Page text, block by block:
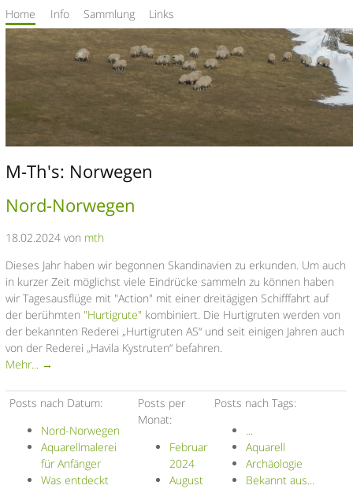
Home Info Sammlung Links
M-Th's: Norwegen
Nord-Norwegen
18.02.2024 von mth
Dieses Jahr haben wir begonnen Skandinavien zu erkunden. Um auch
in kurzer Zeit möglichst viele Eindrücke sammeln zu können haben
wir Tagesausflüge mit "Action" mit einer dreitägigen Schifffahrt auf
der berühmten "Hurtigrute" kombiniert. Die Hurtigruten werden von
der bekannten Rederei „Hurtigruten AS“ und seit einigen Jahren auch
von der Rederei „Havila Kystruten“ befahren.
Mehr... →
Posts nach Datum:
Nord-Norwegen
Aquarellmalerei
für Anfänger
Was entdeckt
Posts per
Monat:
Februar
2024
August
Posts nach Tags:
...
Aquarell
Archäologie
Bekannt aus...